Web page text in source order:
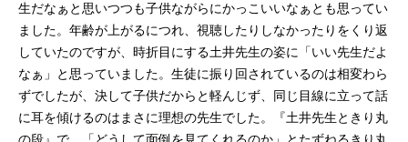
生だなぁと思いつつも子供ながらにかっこいいなぁとも思ってい
ました。年齢が上がるにつれ、視聴したりしなかったりをくり返
していたのですが、時折目にする土井先生の姿に「いい先生だよ
なぁ」と思っていました。生徒に振り回されているのは相変わら
ずでしたが、決して子供だからと軽んじず、同じ目線に立って話
に耳を傾けるのはまさに理想の先生でした。『土井先生ときり丸